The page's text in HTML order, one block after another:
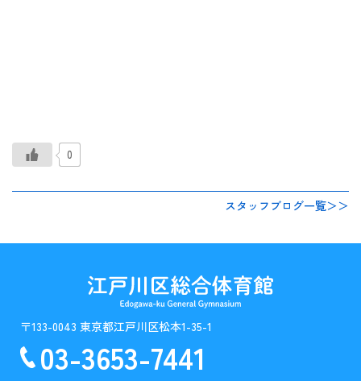
0
スタッフブログ一覧＞＞
〒133-0043 東京都江戸川区松本1-35-1
03-3653-7441